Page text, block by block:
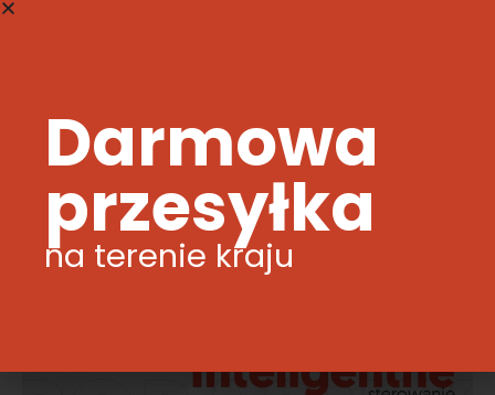
CZYTAJ WIĘCEJ
Darmowa
przesyłka
na terenie kraju